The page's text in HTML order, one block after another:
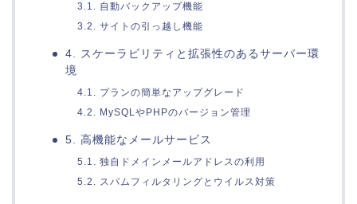
3.1. 自動バックアップ機能
3.2. サイトの引っ越し機能
4. スケーラビリティと拡張性のあるサーバー環
境
4.1. プランの簡単なアップグレード
4.2. MySQLやPHPのバージョン管理
5. 高機能なメールサービス
5.1. 独自ドメインメールアドレスの利用
5.2. スパムフィルタリングとウイルス対策